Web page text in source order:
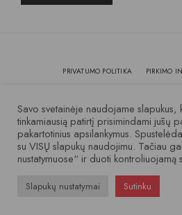
© 2007 – 2025 Visos
PRIVATUMO POLITIKA
PIRKIMO
Savo svetainėje naudojame slapukus,
tinkamiausią patirtį prisimindami jūsų
pakartotinius apsilankymus.
su VISŲ slapukų naudojimu. Tačiau
nustatymuose“ ir duoti kontroliuojamą
Slapukų nustatymai Sutinku